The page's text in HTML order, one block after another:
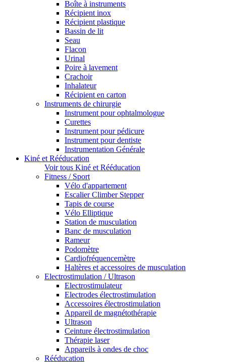
Boîte à instruments
Récipient inox
Récipient plastique
Bassin de lit
Seau
Flacon
Urinal
Poire à lavement
Crachoir
Inhalateur
Récipient en carton
Instruments de chirurgie
Instrument pour ophtalmologue
Curettes
Instrument pour pédicure
Instrument pour dentiste
Instrumentation Générale
Kiné et Rééducation
Voir tous Kiné et Rééducation
Fitness / Sport
Vélo d'appartement
Escalier Climber Stepper
Tapis de course
Vélo Elliptique
Station de musculation
Banc de musculation
Rameur
Podomètre
Cardiofréquencemètre
Haltères et accessoires de musculation
Electrostimulation / Ultrason
Electrostimulateur
Electrodes électrostimulation
Accessoires électrostimulation
Appareil de magnétothérapie
Ultrason
Ceinture électrostimulation
Thérapie laser
Appareils à ondes de choc
Rééducation